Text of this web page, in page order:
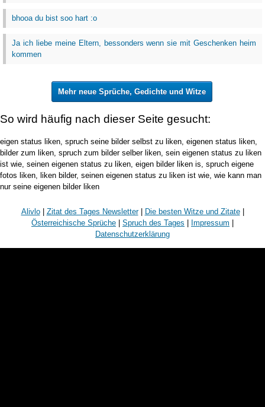
bhooa du bist soo hart :o
Ja ich liebe meine Eltern, bessonders wenn sie mit Geschenken heim
kommen
Mehr neue Sprüche, Gedichte und Witze
So wird häufig nach dieser Seite gesucht:
eigen status liken, spruch seine bilder selbst zu liken, eigenen status liken,
bilder zum liken, spruch zum bilder selber liken, sein eigenen status zu liken
ist wie, seinen eigenen status zu liken, eigen bilder liken is, spruch eigene
fotos liken, liken bilder, seinen eigenen status zu liken ist wie, wie kann man
nur seine eigenen bilder liken
Alivlo| Zitat des Tages Newsletter| Die besten Witze und Zitate|
Österreichische Sprüche
Spruch des Tages Impressum
Datenschutzerklärung